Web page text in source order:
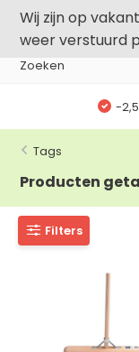
Wij zijn op
weer verstuurd
-
Tags
Producten
Filters